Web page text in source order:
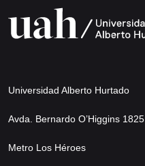
Universidad Alberto Hurtado
Avda. Bernardo O’Higgins 1825
Metro Los Héroes